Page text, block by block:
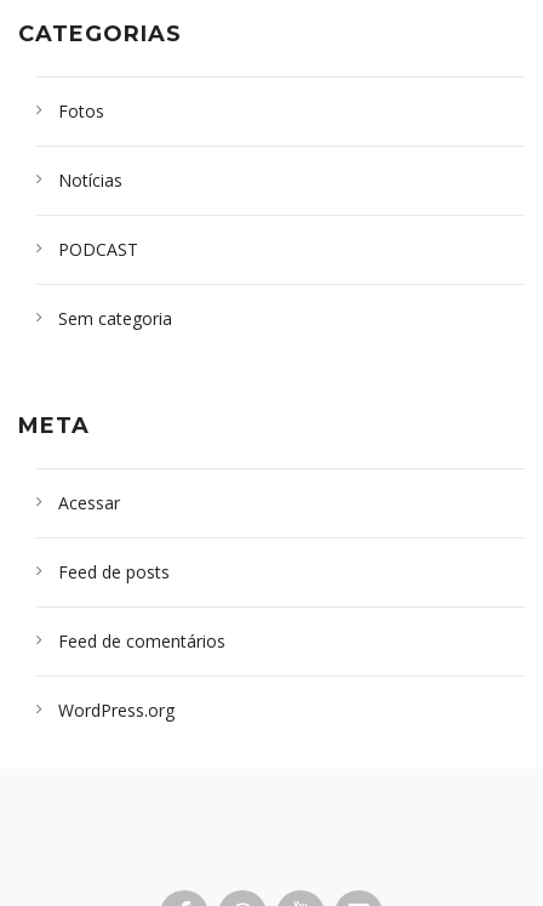
CATEGORIAS
Fotos
Notícias
PODCAST
Sem categoria
META
Acessar
Feed de posts
Feed de comentários
WordPress.org